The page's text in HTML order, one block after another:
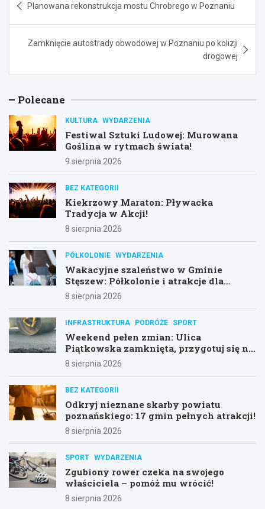
wpisu
Planowana rekonstrukcja mostu Chrobrego w Poznaniu
Zamknięcie autostrady obwodowej w Poznaniu po kolizji
drogowej
Polecane
KULTURA WYDARZENIA
Festiwal Sztuki Ludowej: Murowana
Goślina w rytmach świata!
9 sierpnia 2026
BEZ KATEGORII
Kiekrzowy Maraton: Pływacka
Tradycja w Akcji!
8 sierpnia 2026
PÓŁKOLONIE WYDARZENIA
Wakacyjne szaleństwo w Gminie
Stęszew: Półkolonie i atrakcje dla
dzieci!
8 sierpnia 2026
INFRASTRUKTURA PODRÓŻE SPORT
Weekend pełen zmian: Ulica
Piątkowska zamknięta, przygotuj się na
objazdy!
8 sierpnia 2026
BEZ KATEGORII
Odkryj nieznane skarby powiatu
poznańskiego: 17 gmin pełnych atrakcji!
8 sierpnia 2026
SPORT WYDARZENIA
Zgubiony rower czeka na swojego
właściciela – pomóż mu wrócić!
8 sierpnia 2026